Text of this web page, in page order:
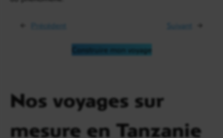
← Suivant →
Construire mon voyage
Nos voyages sur
mesure en Tanzanie